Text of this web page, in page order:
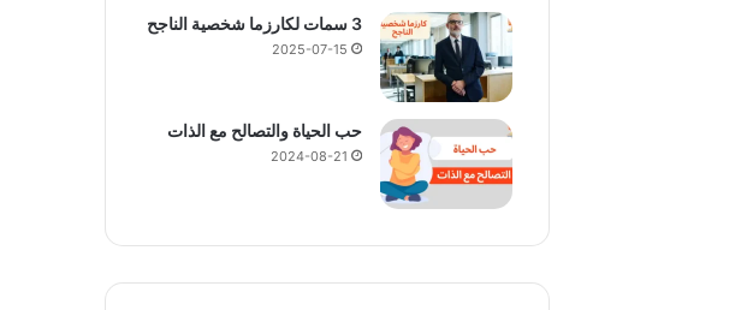
ح
ق
ي
ق
ي
3 سمات لكارزما شخصية الناجح
2025-07-15
حب الحياة والتصالح مع الذات
2024-08-21